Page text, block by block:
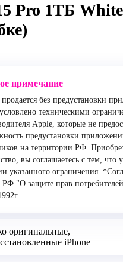
Pro 1ТБ
примечание
без предустановки
техническими
Apple, которые не
предустановки
на территории РФ.
вы соглашаетесь с тем, что
указанного ограничения.
РФ "О защите прав
оригинальные,
iPhone